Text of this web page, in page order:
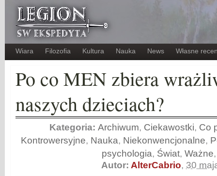
Wiara Filozofia Kultura Nauka News Własne
Po co MEN zbiera
naszych dzieciach?
Kategoria:Archiwum, Ciekawostki, Co
Kontrowersyjne, Nauka, Niekonwencjonalne,
psychologia, Świat,Ważne
Autor: AlterCabrio, 30